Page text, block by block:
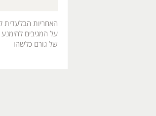
האחריות הבלעדית
על המגיבים
של גורם כלשהו